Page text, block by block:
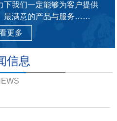
下我们一定能够为客户提供
最满意的产品与服务……
更多
信息